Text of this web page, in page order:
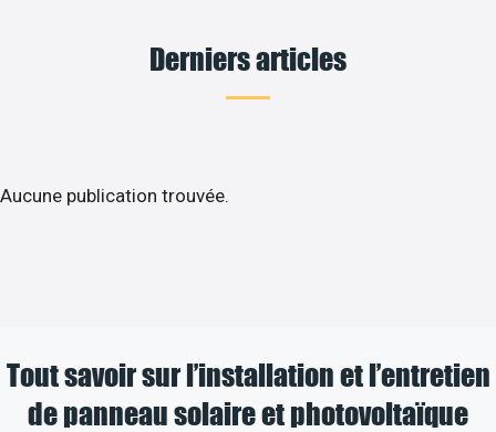
Derniers articles
Aucune publication trouvée.
Tout savoir sur l’installation et l’entretien
de panneau solaire et photovoltaïque